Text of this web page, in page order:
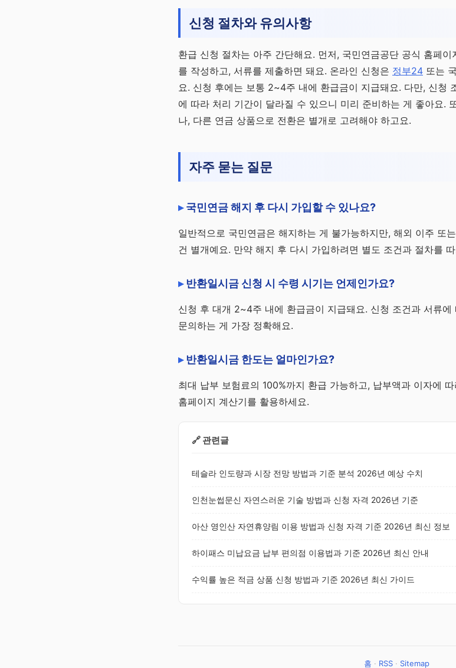
신청 절차와 유의사항
환급 신청 절차는 아주 간단해요. 먼저, 국민연금공단 공식 홈페
를 작성하고, 서류를 제출하면 돼요. 온라인 신청은 정부24 또는
요. 신청 후에는 보통 2~4주 내에 환급금이 지급돼요. 다만, 신청
에 따라 처리 기간이 달라질 수 있으니 미리 준비하는 게 좋아요.
나, 다른 연금 상품으로 전환은 별개로 고려해야 하고요.
자주 묻는 질문
국민연금 해지 후 다시 가입할 수 있나요?
일반적으로 국민연금은 해지하는 게 불가능하지만, 해외 이주 또
건 별개예요. 만약 해지 후 다시 가입하려면 별도 조건과 절차를
반환일시금 신청 시 수령 시기는 언제인가요?
신청 후 대개 2~4주 내에 환급금이 지급돼요. 신청 조건과 서류에
문의하는 게 가장 정확해요.
반환일시금 한도는 얼마인가요?
최대 납부 보험료의 100%까지 환급 가능하고, 납부액과 이자에
홈페이지 계산기를 활용하세요.
🔗 관련글
테슬라 인도량과 시장 전망 방법과 기준 분석 2026년 예상 수치
인천눈썹문신 자연스러운 기술 방법과 신청 자격 2026년 기준
아산 영인산 자연휴양림 이용 방법과 신청 자격 기준 2026년 최신 정보
하이패스 미납요금 납부 편의점 이용법과 기준 2026년 최신 안내
수익률 높은 적금 상품 신청 방법과 기준 2026년 최신 가이드
홈 · RSS· Sitemap